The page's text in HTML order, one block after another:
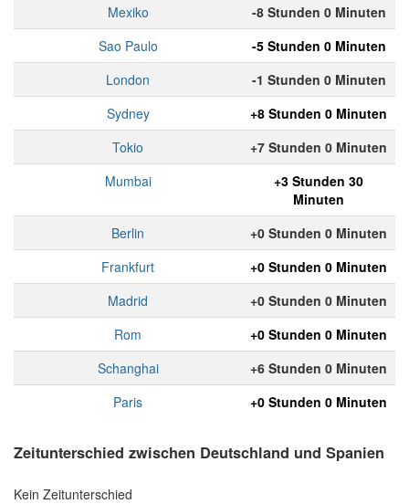
Mexiko
-8 Stunden 0 Minuten
Sao Paulo
-5 Stunden 0 Minuten
London
-1 Stunden 0 Minuten
Sydney
+8 Stunden 0 Minuten
Tokio
+7 Stunden 0 Minuten
Mumbai
+3 Stunden 30
Minuten
Berlin
+0 Stunden 0 Minuten
Frankfurt
+0 Stunden 0 Minuten
Madrid
+0 Stunden 0 Minuten
Rom
+0 Stunden 0 Minuten
Schanghai
+6 Stunden 0 Minuten
Paris
+0 Stunden 0 Minuten
Zeitunterschied zwischen Deutschland und Spanien
Kein Zeitunterschied